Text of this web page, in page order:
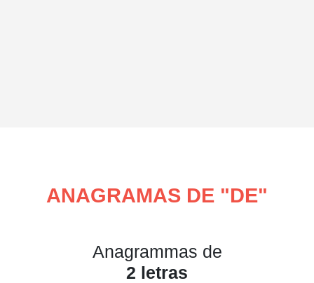
ANAGRAMAS DE "DE"
Anagrammas de
2 letras